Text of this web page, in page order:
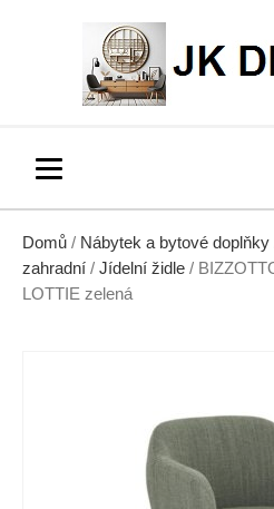
Domů / Nábytek a bytové doplňky
zahradní / Jídelní židle /
LOTTIE zelená